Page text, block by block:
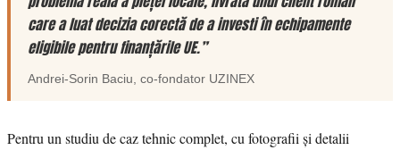
care a luat decizia corectă de a investi în echipamente
eligibile pentru finanțările UE.”
Andrei-Sorin Baciu, co-fondator UZINEX
Pentru un studiu de caz tehnic complet, cu fotografii și detalii